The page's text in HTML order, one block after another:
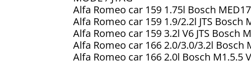
Alfa Romeo car 159 1.75l Bosch
Alfa Romeo car 159 1.9/2.2l JTS Bosch
Alfa Romeo car 159 3.2l V6 JTS Bosch
Alfa Romeo car 166 2.0/3.0/3.2l Bosch
Alfa Romeo car 166 2.0l Bosch M1.5.5